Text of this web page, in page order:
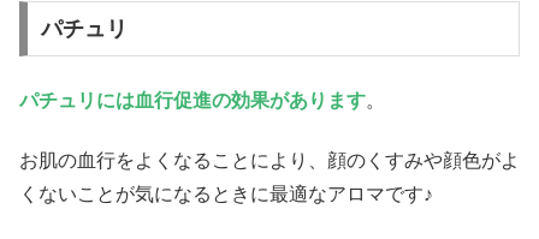
パチュリ
パチュリには血行促進の効果があります。
お肌の血行をよくなることにより、顔のくすみや顔色がよ
くないことが気になるときに最適なアロマです♪